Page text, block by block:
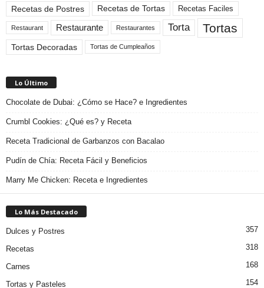
Recetas de Postres
Recetas de Tortas Recetas Faciles
Restaurant Restaurante Restaurantes Torta Tortas
Tortas Decoradas Tortas de Cumpleaños
Lo Último
Chocolate de Dubai: ¿Cómo se Hace? e Ingredientes
Crumbl Cookies: ¿Qué es? y Receta
Receta Tradicional de Garbanzos con Bacalao
Pudín de Chía: Receta Fácil y Beneficios
Marry Me Chicken: Receta e Ingredientes
Lo Más Destacado
Dulces y Postres 357
Recetas 318
Carnes 168
Tortas y Pasteles 154